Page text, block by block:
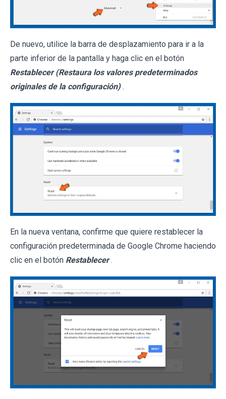
De nuevo, utilice la barra de desplazamiento para ir a la
parte inferior de la pantalla y haga clic en el botón
Restablecer (Restaura los valores predeterminados
originales de la configuración) .
En la nueva ventana, confirme que quiere restablecer la
configuración predeterminada de Google Chrome haciendo
clic en el botón Restablecer .